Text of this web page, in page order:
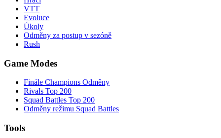
VTT
Evoluce
Úkoly
Odměny za postup v sezóně
Rush
Game Modes
Finále Champions Odměny
Rivals Top 200
Squad Battles Top 200
Odměny režimu Squad Battles
Tools